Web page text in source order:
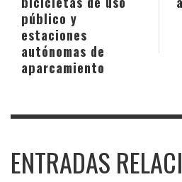
público y
estaciones
autónomas de
aparcamiento
ENTRADAS